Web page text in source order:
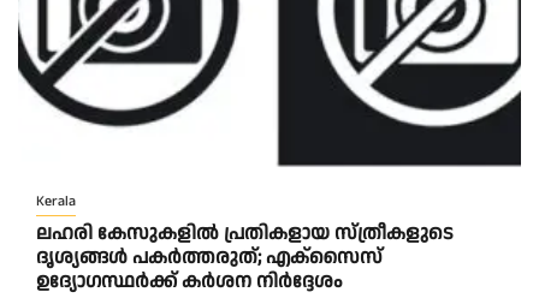
Kerala
ലഹരി കേസുകളിൽ പ്രതികളായ സ്ത്രീകളുടെ
ദൃശ്യങ്ങൾ പകർത്തരുത്; എക്‌സൈസ്
ഉദ്യോഗസ്ഥർക്ക് കർശന നിർദ്ദേശം